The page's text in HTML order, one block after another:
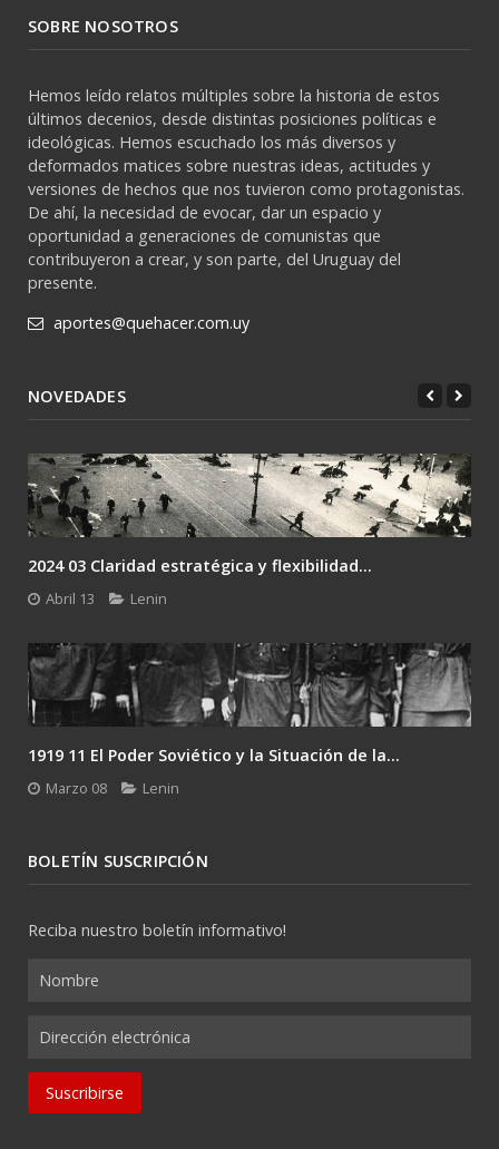
SOBRE NOSOTROS
Hemos leído relatos múltiples sobre la historia de estos
últimos decenios, desde distintas posiciones políticas e
ideológicas. Hemos escuchado los más diversos y
deformados matices sobre nuestras ideas, actitudes y
versiones de hechos que nos tuvieron como protagonistas.
De ahí, la necesidad de evocar, dar un espacio y
oportunidad a generaciones de comunistas que
contribuyeron a crear, y son parte, del Uruguay del
presente.
aportes@quehacer.com.uy
NOVEDADES
2024 03 Claridad estratégica y flexibilidad...
Abril 13 Lenin
1919 11 El Poder Soviético y la Situación de la...
Marzo 08 Lenin
BOLETÍN SUSCRIPCIÓN
Reciba nuestro boletín informativo!